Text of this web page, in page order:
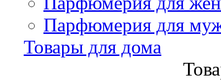
Парфюмерия для
Товары для дома